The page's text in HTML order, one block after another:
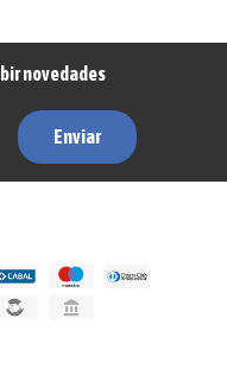
novedades
Enviar